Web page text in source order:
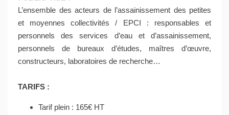
L’ensemble des acteurs de l’assainissement des petites
et moyennes collectivités / EPCI : responsables et
personnels des services d’eau et d’assainissement,
personnels de bureaux d’études, maîtres d’œuvre,
constructeurs, laboratoires de recherche…
TARIFS :
Tarif plein : 165€ HT